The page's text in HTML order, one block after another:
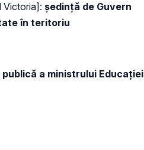
Victoria]: ședință de Guvern
în teritoriu
publică a ministrului